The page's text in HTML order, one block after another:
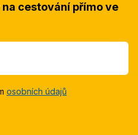
cestování přímo ve
osobních údajů